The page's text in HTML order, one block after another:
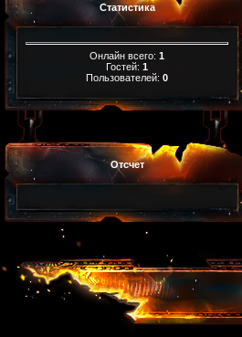
Статистика
Онлайн всего: 1
Гостей: 1
Пользователей: 0
Отсчет